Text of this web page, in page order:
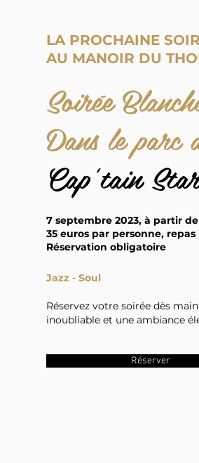
LA PROCHAINE
AU MANOIR DU
Soirée
Dans le
Cap'tain
7 septembre 2023, à partir de
35 euros par personne, repas
Réservation obligatoire
Jazz - Soul
Réservez votre soirée dès
inoubliable et une ambiance
Réserver